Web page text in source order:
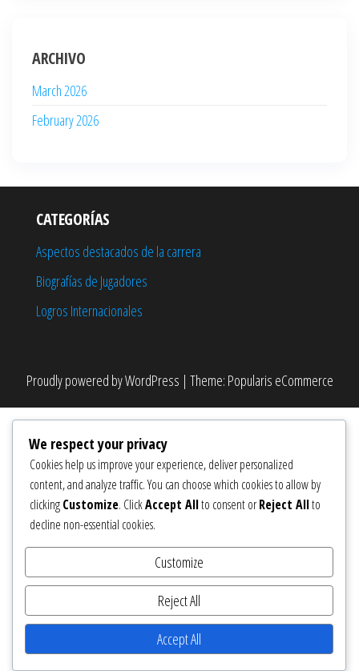
ARCHIVO
March 2026
February 2026
CATEGORÍAS
Aspectos destacados de la carrera
Biografías de Jugadores
Logros Internacionales
Proudly powered byWordPress | Theme: Popularis eCommerce
We respect your privacy
Cookies help us improve your experience, deliver personalized
content, and analyze traffic. You can choose which cookies to allow by
clickingCustomize. ClickAccept Allto consent orReject Allto
decline non-essential cookies.
Customize
Reject All
Accept All